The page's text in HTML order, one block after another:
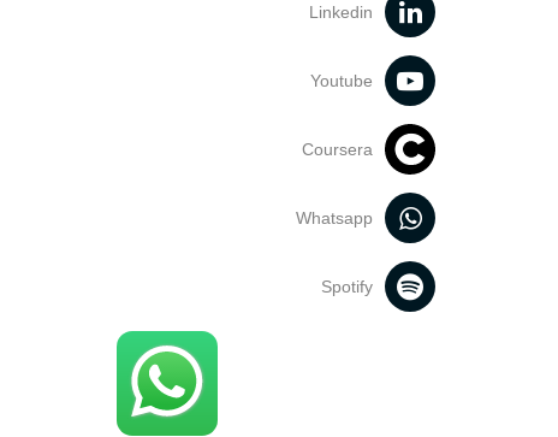
Linkedin
Youtube
Coursera
Whatsapp
Spotify